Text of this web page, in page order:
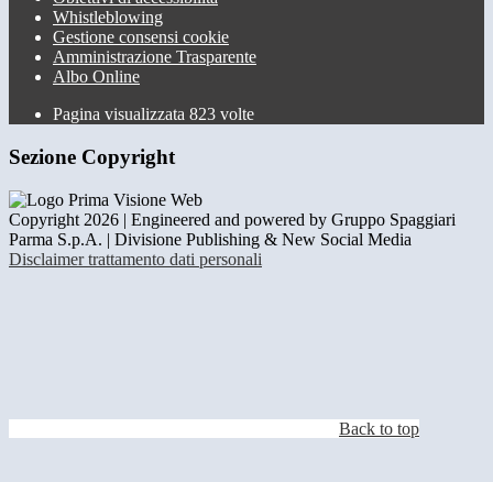
Whistleblowing
Gestione consensi cookie
Amministrazione Trasparente
Albo Online
Pagina visualizzata 823 volte
Sezione Copyright
Copyright 2026 | Engineered and powered by Gruppo Spaggiari
Parma S.p.A. | Divisione Publishing & New Social Media
Disclaimer trattamento dati personali
Back to top